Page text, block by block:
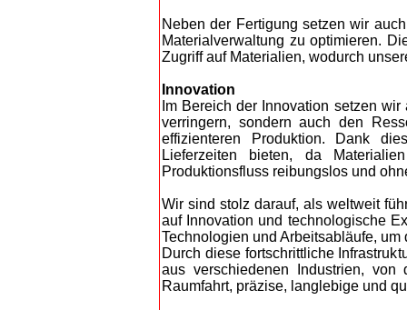
Neben der Fertigung setzen wir
Materialverwaltung zu optimieren.
Zugriff auf Materialien, wodurch
Innovation
Im Bereich der Innovation setzen
verringern, sondern auch den
effizienteren Produktion. Dank
Lieferzeiten bieten, da
Produktionsfluss reibungslos und
Wir sind stolz darauf, als weltweit
auf Innovation und technologische
Technologien und Arbeitsabläufe,
Durch diese fortschrittliche
aus verschiedenen Industrien,
Raumfahrt, präzise, langlebige und